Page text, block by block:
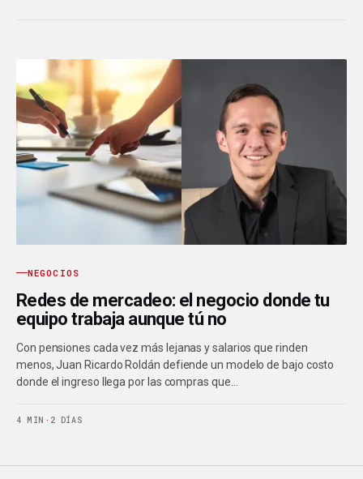
NEGOCIOS
Redes de mercadeo: el negocio donde tu
equipo trabaja aunque tú no
Con pensiones cada vez más lejanas y salarios que rinden
menos, Juan Ricardo Roldán defiende un modelo de bajo costo
donde el ingreso llega por las compras que…
4 MIN · 2 DÍAS